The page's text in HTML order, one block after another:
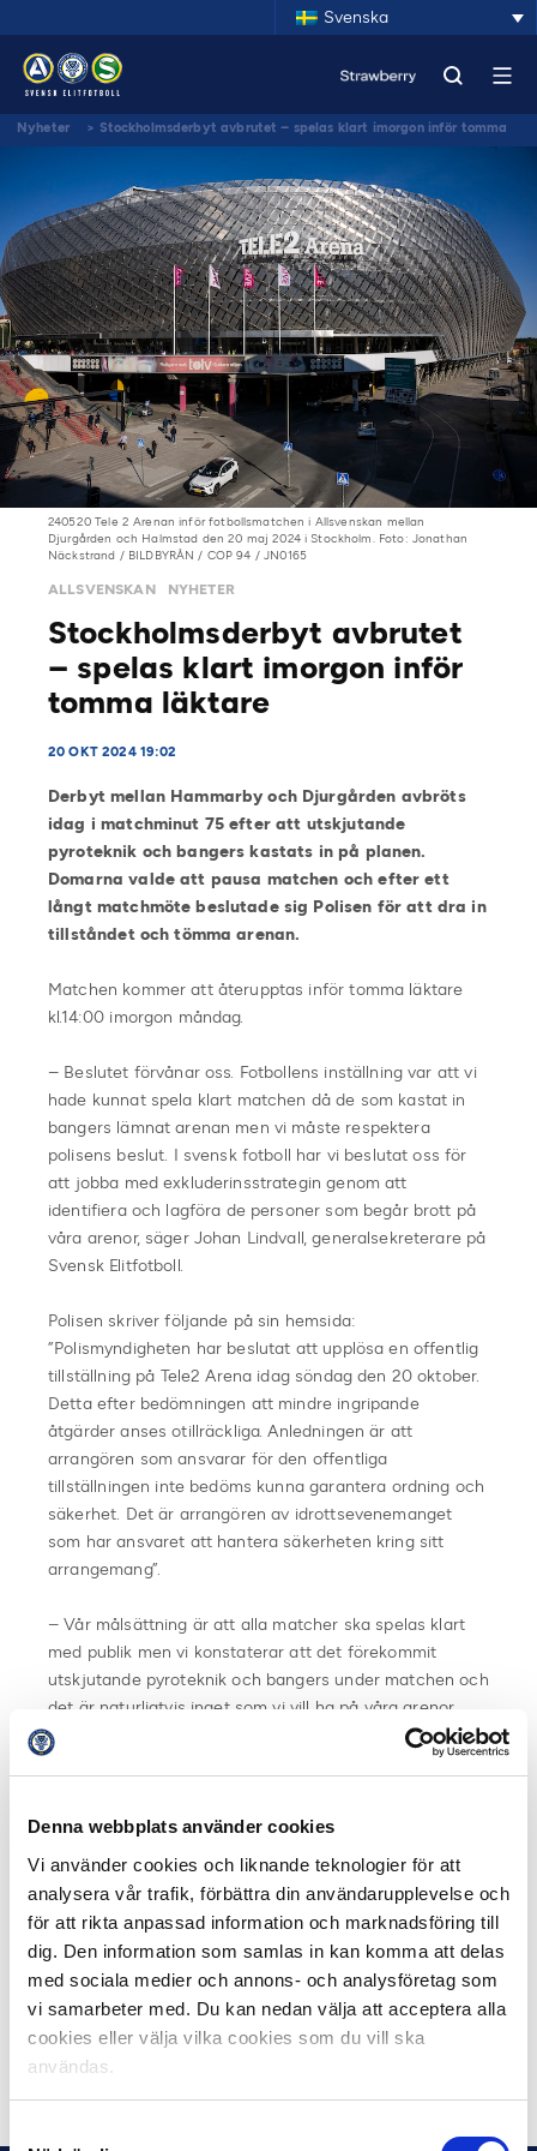
Denna webbplats använder cookies
Vi använder cookies och liknande teknologier för att
analysera vår trafik, förbättra din användarupplevelse och
för att rikta anpassad information och marknadsföring till
dig. Den information som samlas in kan komma att delas
med sociala medier och annons- och analysföretag som
vi samarbeter med. Du kan nedan välja att acceptera alla
cookies eller välja vilka cookies som du vill ska
användas.
Svenska
Nyheter > Stockholmsderbyt avbrutet – spelas klart imorgon inför tomma
240520 Tele 2 Arenan inför fotbollsmatchen i Allsvenskan mellan
Djurgården och Halmstad den 20 maj 2024 i Stockholm. Foto: Jonathan
Näckstrand / BILDBYRÅN / COP 94 / JN0165
ALLSVENSKAN NYHETER
Stockholmsderbyt avbrutet
– spelas klart imorgon inför
tomma läktare
20 OKT 2024 19:02
Derbyt mellan Hammarby och Djurgården avbröts
idag i matchminut 75 efter att utskjutande
pyroteknik och bangers kastats in på planen.
Domarna valde att pausa matchen och efter ett
långt matchmöte beslutade sig Polisen för att dra in
tillståndet och tömma arenan.
Matchen kommer att återupptas inför tomma läktare
kl.14:00 imorgon måndag.
– Beslutet förvånar oss. Fotbollens inställning var att vi
hade kunnat spela klart matchen då de som kastat in
bangers lämnat arenan men vi måste respektera
polisens beslut. I svensk fotboll har vi beslutat oss för
att jobba med exkluderinsstrategin genom att
identifiera och lagföra de personer som begår brott på
våra arenor, säger Johan Lindvall, generalsekreterare på
Svensk Elitfotboll.
Polisen skriver följande på sin hemsida:
”Polismyndigheten har beslutat att upplösa en offentlig
tillställning på Tele2 Arena idag söndag den 20 oktober.
Detta efter bedömningen att mindre ingripande
åtgärder anses otillräckliga. Anledningen är att
arrangören som ansvarar för den offentliga
tillställningen inte bedöms kunna garantera ordning och
säkerhet. Det är arrangören av idrottsevenemanget
som har ansvaret att hantera säkerheten kring sitt
arrangemang”.
– Vår målsättning är att alla matcher ska spelas klart
med publik men vi konstaterar att det förekommit
utskjutande pyroteknik och bangers under matchen och
det är naturligtvis inget som vi vill ha på våra arenor.
Användandet av pyroteknik förstör oerhört mycket för
oss men vi är trots det förvånade över dagens beslut,
ansvar den här säsongen, men vi har tyvärr sett en
ökning i antal ordningsstörningar nu på hösten vilket
tyvärr riskerar att ge oss en sämre position i våra
samtal med regeringsföreträdare och polisen. Det skulle
underlätta enormt om vi kunde slutföra den här
säsongen på ett fint sätt, avslutar Johan Lindvall.
Dela på Facebook